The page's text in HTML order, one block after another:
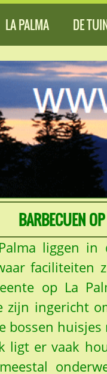
BARBECUEN
liggen in
faciliteiten
op La
zijn ingericht
bossen
ligt er vaak
LA PALMA DE